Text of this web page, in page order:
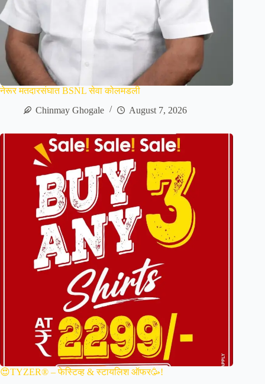
नेरूर मतदारसंघात BSNL सेवा कोलमडली
Chinmay Ghogale
August 7, 2026
😍TYZER® – फेस्टिव्ह & स्टायलिश ऑफर🥳!